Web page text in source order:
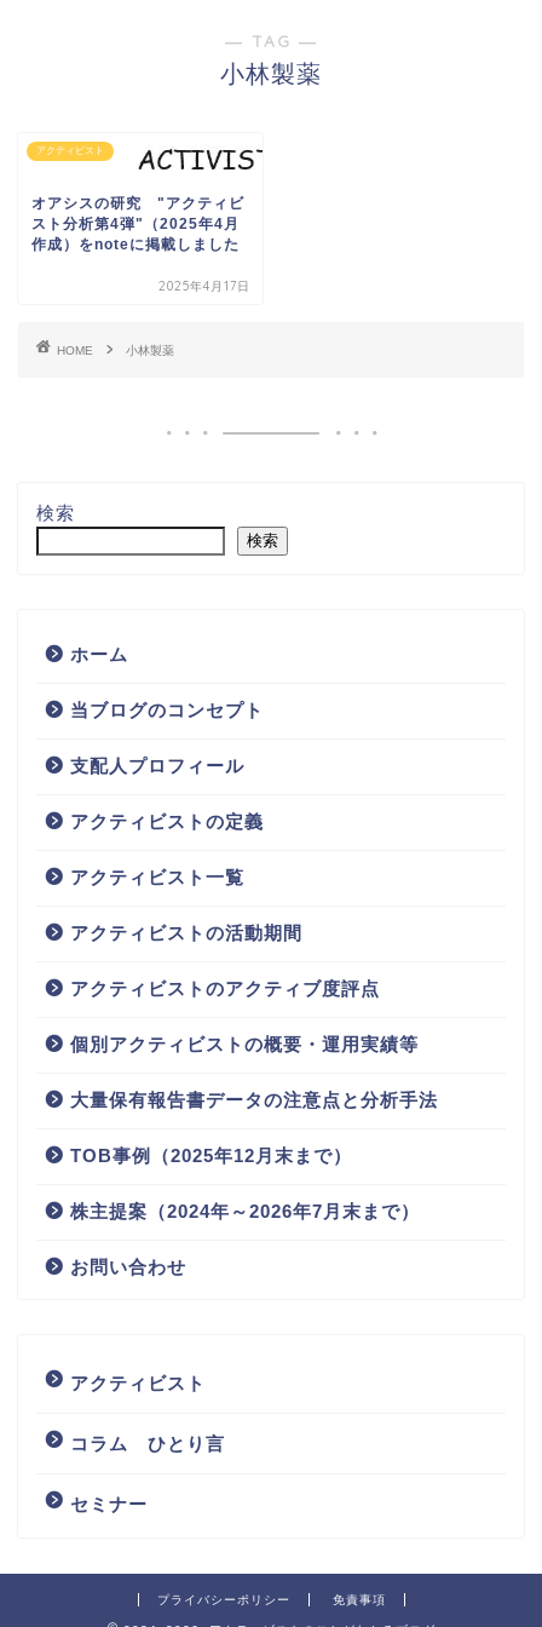
― TAG ―
小林製薬
アクティビスト
オアシスの研究 "アクティビ
スト分析第4弾"（2025年4月
作成）をnoteに掲載しました
2025年4月17日
HOME 小林製薬
検索
検索
ホーム
当ブログのコンセプト
支配人プロフィール
アクティビストの定義
アクティビスト一覧
アクティビストの活動期間
アクティビストのアクティブ度評点
個別アクティビストの概要・運用実績等
大量保有報告書データの注意点と分析手法
TOB事例（2025年12月末まで）
株主提案（2024年～2026年7月末まで）
お問い合わせ
アクティビスト
コラム ひとり言
セミナー
プライバシーポリシー 免責事項